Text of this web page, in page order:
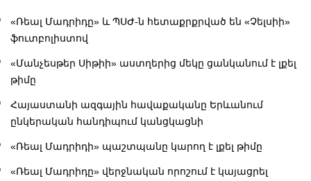
«Ռեալ Մադրիդը» և ՊՍԺ-ն հետաքրքրված են «Չելսիի»
ֆուտբոլիստով
«Մանչեսթեր Սիթիի» աստղերից մեկը ցանկանում է լքել
թիմը
Հայաստանի ազգային հավաքականը Երևանում
ընկերական հանդիպում կանցկացնի
«Ռեալ Մադրիդի» պաշտպանը կարող է լքել թիմը
«Ռեալ Մադրիդը» վերջնական որոշում է կայացրել